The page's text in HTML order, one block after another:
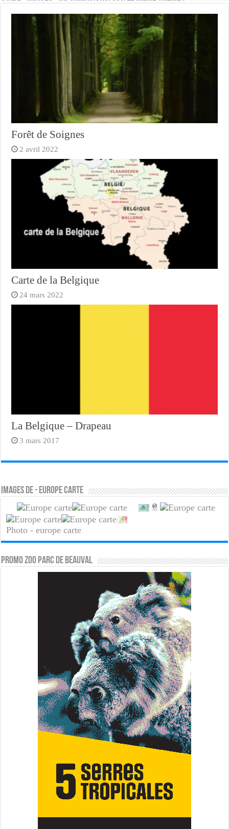
Forêt de Soignes
2 avril 2022
Carte de la Belgique
24 mars 2022
La Belgique – Drapeau
3 mars 2017
Images de - europe carte
Photo - europe carte
PROMO ZOO PARC DE BEAUVAL